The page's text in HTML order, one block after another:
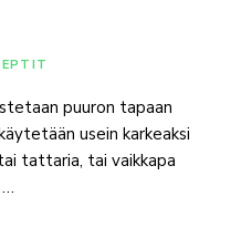
puuron tapaan
usein karkeaksi
tattaria, tai vaikkapa
…